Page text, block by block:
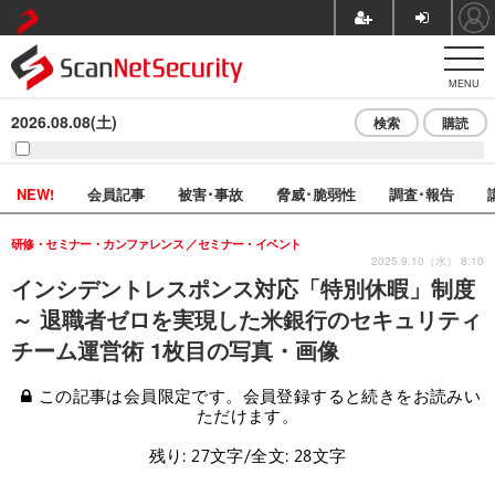
MENU
2026.08.08(土) 検索 購読
NEW! 会員記事 被害･事故 脅威･脆弱性 調査･報告
インシデントレスポンス対応「特別休暇」制度
～ 退職者ゼロを実現した米銀行のセキュリティ
チーム運営術 1枚目の写真・画像
研修・セミナー・カンファレンス セミナー・イベント
2025.9.10（水） 8:10
この記事は会員限定です。会員登録すると続きをお読みい
ただけます。
残り: 27文字/全文: 28文字